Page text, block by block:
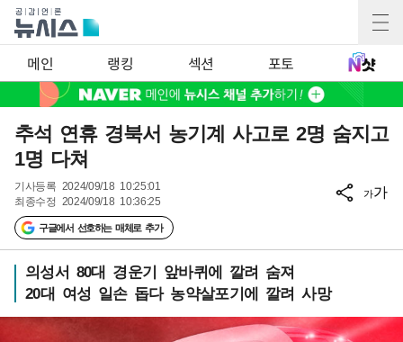
메인 랭킹 섹션 포토
추석 연휴 경북서 농기계 사고로 2명 숨지고
1명 다쳐
기사등록 2024/09/18 10:25:01
최종수정 2024/09/18 10:36:25
구글에서 선호하는 매체로 추가
가가
의성서 80대 경운기 앞바퀴에 깔려 숨져
20대 여성 일손 돕다 농약살포기에 깔려 사망